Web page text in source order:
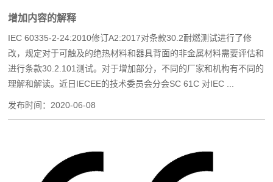
增加内容的解释
IEC 60335-2-24:2010修订A2:2017对条款30.2耐燃测试进行了修
改，规定对于可触及的绝热材料和器具背面的非金属材料需要评估和
进行条款30.2.101测试。对于增加部分，不同的厂家和机构有不同的
理解和解读。近日IECEE的技术委员会分会SC 61C 对IEC ...
发布时间：2020-06-08